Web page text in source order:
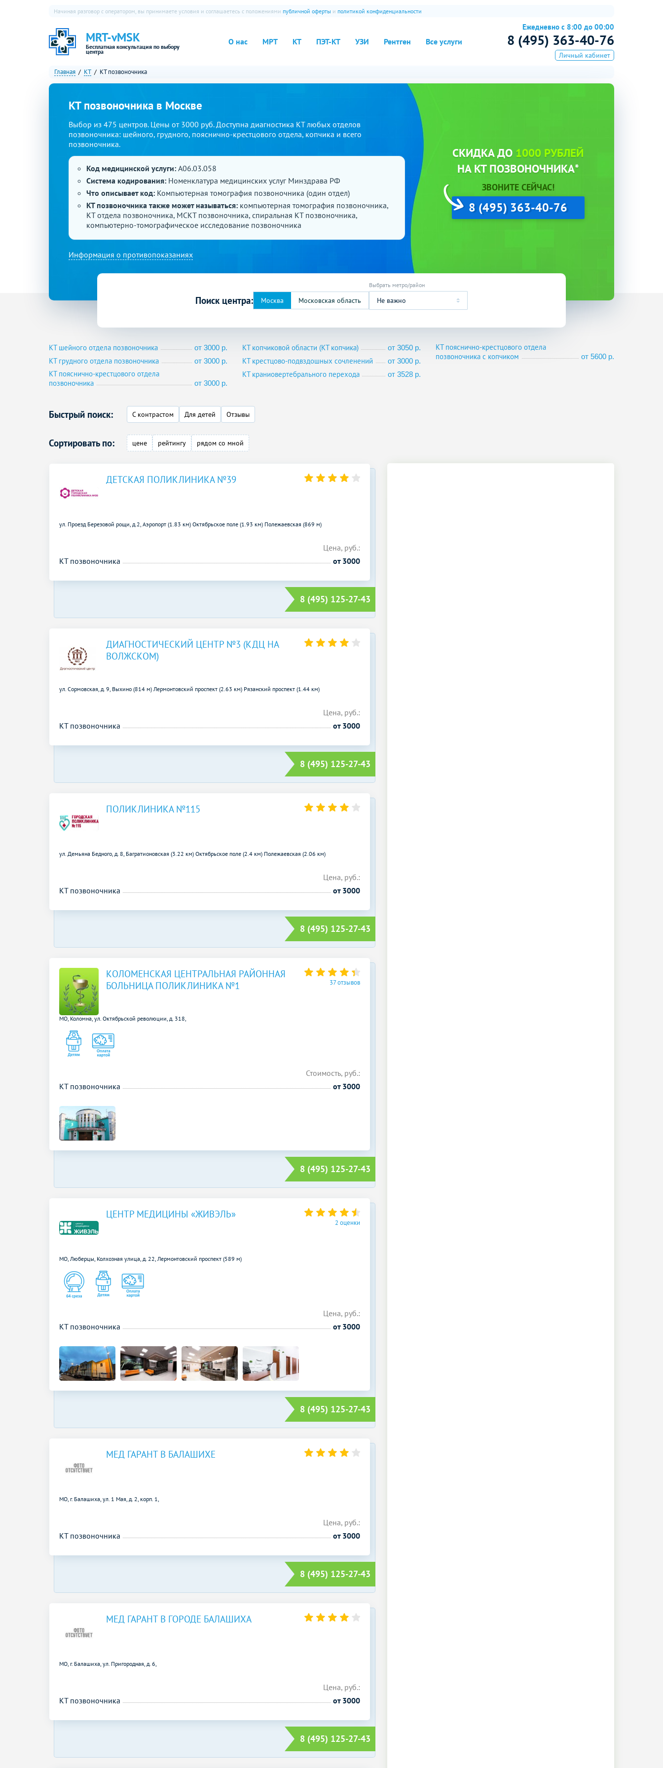
MRT-vMSK
Бесплатная консультация по выбору
центра
О нас МРТ КТ ПЭТ-КТ УЗИ Рентген Все услуги
Начиная разговор с оператором, вы принимаете условия и соглашаетесь с положениями публичной оферты и политикой конфиденциальности
Ежедневно с 8:00 до 00:00
8 (495) 363-40-76
Личный кабинет
Главная КТ КТ позвоночника
КТ позвоночника в Москве
Выбор из 475 центров. Цены от 3000 руб. Доступна диагностика КТ любых отделов
позвоночника: шейного, грудного, пояснично-крестцового отдела, копчика и всего
позвоночника.
Код медицинской услуги: A06.03.058
Система кодирования: Номенклатура медицинских услуг Минздрава РФ
Что описывает код: Компьютерная томография позвоночника (один отдел)
КТ позвоночника также может называться: компьютерная томография позвоночника,
КТ отдела позвоночника, МСКТ позвоночника, спиральная КТ позвоночника,
компьютерно-томографическое исследование позвоночника
Информация о противопоказаниях
СКИДКА ДО 1000 РУБЛЕЙ
НА КТ ПОЗВОНОЧНИКА*
ЗВОНИТЕ СЕЙЧАС!
8 (495) 363-40-76
Поиск центра: Не важно
КТ шейного отдела позвоночника от 3000 р.
КТ грудного отдела позвоночника от 3000 р.
КТ пояснично-крестцового отдела
позвоночника
от 3000 р.
КТ копчиковой области (КТ копчика) от 3050 р.
КТ крестцово-подвздошных сочленений от 3000 р.
КТ краниовертебрального перехода от 3528 р.
КТ пояснично-крестцового отдела
позвоночника с копчиком
от 5600 р.
Быстрый поиск: С контрастом Для детей Отзывы
Сортировать по: цене рейтингу рядом со мной
ДЕТСКАЯ ПОЛИКЛИНИКА №39
ул. Проезд Березовой рощи, д.2, Аэропорт (1.83 км) Октябрьское поле (1.93 км) Полежаевская (869 м)
Цена, руб.:
КТ позвоночника
от 3000
8 (495) 125-27-43
ДИАГНОСТИЧЕСКИЙ ЦЕНТР №3 (КДЦ НА
ВОЛЖСКОМ)
ул. Сормовская, д. 9, Выхино (814 м) Лермонтовский проспект (2.63 км) Рязанский проспект (1.44 км)
Цена, руб.:
КТ позвоночника
от 3000
8 (495) 125-27-43
ПОЛИКЛИНИКА №115
ул. Демьяна Бедного, д. 8, Багратионовская (3.22 км) Октябрьское поле (2.4 км) Полежаевская (2.06 км)
Цена, руб.:
КТ позвоночника
от 3000
8 (495) 125-27-43
КОЛОМЕНСКАЯ ЦЕНТРАЛЬНАЯ РАЙОННАЯ
БОЛЬНИЦА ПОЛИКЛИНИКА №1
37 отзывов
МО, Коломна, ул. Октябрьской революции, д. 318,
Стоимость, руб.:
КТ позвоночника
от 3000
8 (495) 125-27-43
ЦЕНТР МЕДИЦИНЫ «ЖИВЭЛЬ»
2 оценки
МО, Люберцы, Колхозная улица, д. 22, Лермонтовский проспект (589 м)
Цена, руб.:
КТ позвоночника
от 3000
8 (495) 125-27-43
МЕД ГАРАНТ В БАЛАШИХЕ
МО, г. Балашиха, ул. 1 Мая, д. 2, корп. 1,
Цена, руб.:
КТ позвоночника
от 3000
8 (495) 125-27-43
МЕД ГАРАНТ В ГОРОДЕ БАЛАШИХА
МО, г. Балашиха, ул. Пригородная, д. 6,
Цена, руб.:
КТ позвоночника
от 3000
8 (495) 125-27-43